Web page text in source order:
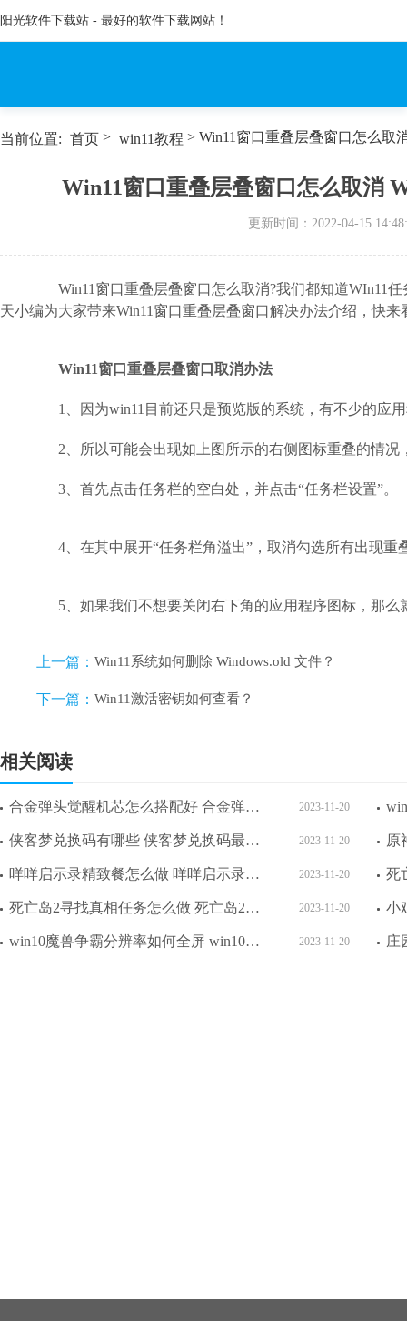
阳光软件下载站 - 最好的软件下载网站！
当前位置: 首页 > win11教程 > Win11窗口重叠层叠窗口怎么取
Win11窗口重叠层叠窗口怎么取消
更新时间： 2022-04-15
Win11窗口重叠层叠窗口怎么取消?我们都知道WIn11任
天小编为大家带来Win11窗口重叠层叠窗口解决办法介绍，快来
Win11窗口重叠层叠窗口取消办法
1、因为win11目前还只是预览版的系统，有不少的应用
2、所以可能会出现如上图所示的右侧图标重叠的情况
3、首先点击任务栏的空白处，并点击“任务栏设置”。
4、在其中展开“任务栏角溢出”，取消勾选所有出现重
5、如果我们不想要关闭右下角的应用程序图标，那么
上一篇： Win11系统如何删除 Windows.old 文件？
下一篇： Win11激活密钥如何查看？
相关阅读
合金弹头觉醒机芯怎么搭配好 合金弹头觉醒机芯搭配攻略一览 2023-11-20
侠客梦兑换码有哪些 侠客梦兑换码最新2023 2023-11-20
咩咩启示录精致餐怎么做 咩咩启示录精致餐制作方法 2023-11-20
死亡岛2寻找真相任务怎么做 死亡岛2寻找真相任务攻略介绍 2023-11-20
win10魔兽争霸分辨率如何全屏 win10魔兽争霸分辨率全屏方法介绍 2023-11-20